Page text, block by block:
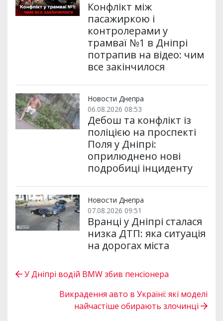
Конфлікт між
пасажиркою і
контролерами у
трамваї №1 в Дніпрі
потрапив на відео: чим
все закінчилося
Новости Днепра
06.08.2026 08:53
Дебош та конфлікт із
поліцією на проспекті
Поля у Дніпрі:
оприлюднено нові
подробиці інциденту
Новости Днепра
07.08.2026 09:51
Вранці у Дніпрі сталася
низка ДТП: яка ситуація
на дорогах міста
У Дніпрі водій BMW збив пенсіонера
Викрадення авто в Україні: які моделі
найчастіше обирають злочинці